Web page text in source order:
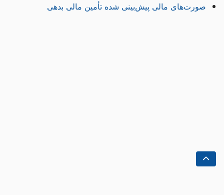
صورت‌های مالی پیش‌بینی شده تأمین مالی بدهی